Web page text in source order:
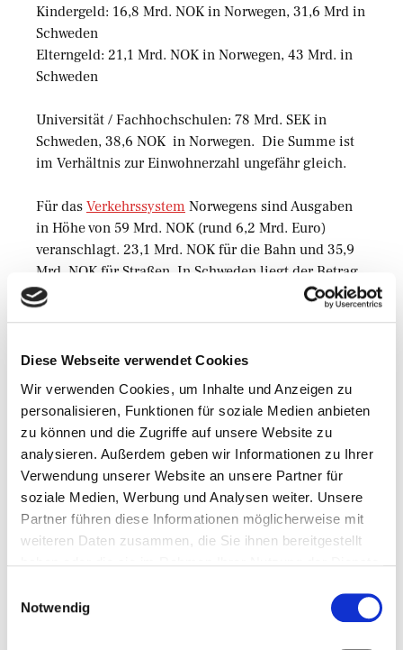
Diese Webseite verwendet Cookies
Wir verwenden Cookies, um Inhalte und Anzeigen zu
personalisieren, Funktionen für soziale Medien anbieten
zu können und die Zugriffe auf unsere Website zu
analysieren. Außerdem geben wir Informationen zu Ihrer
Verwendung unserer Website an unsere Partner für
soziale Medien, Werbung und Analysen weiter. Unsere
Partner führen diese Informationen möglicherweise mit
weiteren Daten zusammen, die Sie ihnen bereitgestellt
Notwendig
Kindergeld: 16,8 Mrd. NOK in Norwegen, 31,6 Mrd in
Schweden
Elterngeld: 21,1 Mrd. NOK in Norwegen, 43 Mrd. in
Schweden
Universität / Fachhochschulen: 78 Mrd. SEK in
Schweden, 38,6 NOK in Norwegen. Die Summe ist
im Verhältnis zur Einwohnerzahl ungefähr gleich.
Für das Verkehrssystem Norwegens sind Ausgaben
in Höhe von 59 Mrd. NOK (rund 6,2 Mrd. Euro)
veranschlagt. 23,1 Mrd. NOK für die Bahn und 35,9
Mrd. NOK für Straßen. In Schweden liegt der Betrag
für Schiene und Straße bei rund 47 SEK (rund 4,7
Mrd. Euro).
In Norwegen sind die Strukturen sehr weitläufig, was
Infrastruktur zur Folge hat.
Norwegens Kommunen erhalten 164 Mrd. NOK. Für
Schwedens Kommunen sind 111,4 Mrd. SEK
vorgesehen.
Fazit
teureren Land, wodurch viele Produkte und